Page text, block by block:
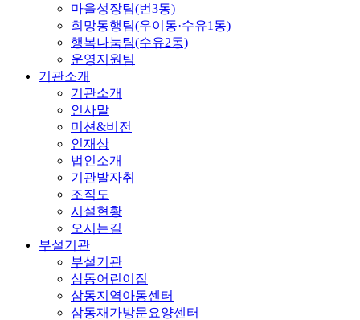
마을성장팀(번3동)
희망동행팀(우이동·수유1동)
행복나눔팀(수유2동)
운영지원팀
기관소개
기관소개
인사말
미션&비전
인재상
법인소개
기관발자취
조직도
시설현황
오시는길
부설기관
부설기관
삼동어린이집
삼동지역아동센터
삼동재가방문요양센터